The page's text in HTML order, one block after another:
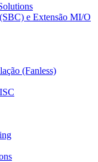
e Extensão MI/O
(Fanless)